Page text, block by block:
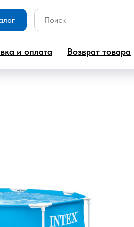
и оплата Возврат товара